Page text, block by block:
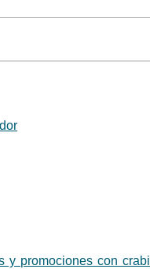
y promociones con crabi